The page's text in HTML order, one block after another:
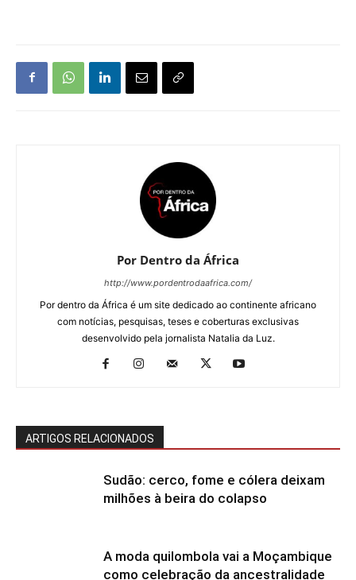
Por Dentro da África
http://www.pordentrodaafrica.com/
Por dentro da África é um site dedicado ao continente africano
com notícias, pesquisas, teses e coberturas exclusivas
desenvolvido pela jornalista Natalia da Luz.
ARTIGOS RELACIONADOS
Sudão: cerco, fome e cólera deixam
milhões à beira do colapso
A moda quilombola vai a Moçambique
como celebração da ancestralidade